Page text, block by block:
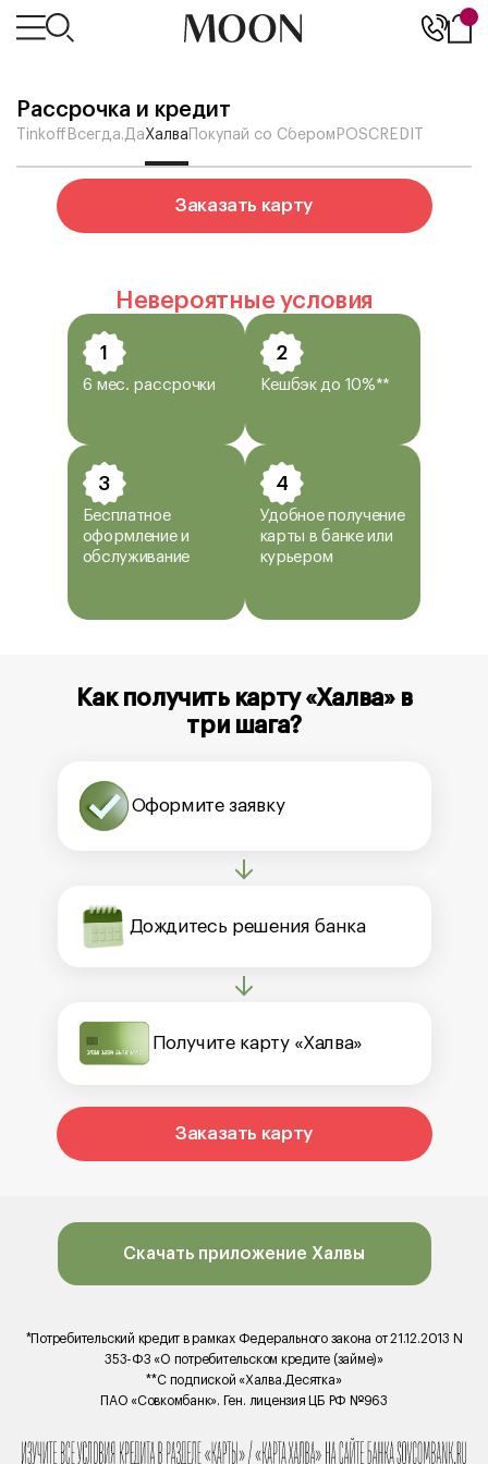
Рассрочка и кредит
Tinkoff Всегда.ДаХалва Покупай со Сбером POSCREDIT
Заказать карту
Невероятные условия
1
6 мес. рассрочки
2
Кешбэк до 10%**
3
Бесплатное
оформление и
обслуживание
4
Удобное получение
карты в банке или
курьером
Как получить карту «Халва» в
три шага?
Оформите заявку
Дождитесь решения банка
Получите карту «Халва»
Заказать карту
Скачать приложение Халвы
*Потребительский кредит в рамках Федерального закона от 21.12.2013 N
353-ФЗ «О потребительском кредите (займе)»
**С подпиской «Халва.Десятка»
ПАО «Совкомбанк». Ген. лицензия ЦБ РФ №963